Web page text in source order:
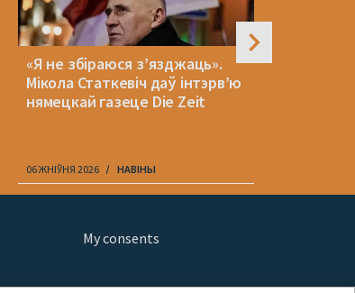
«Я не збіраюся з’язджаць».
Мікола Статкевіч даў інтэрв’ю
нямецкай газеце Die Zeit
06 ЖНІЎНЯ 2026 НАВІНЫ
My consents